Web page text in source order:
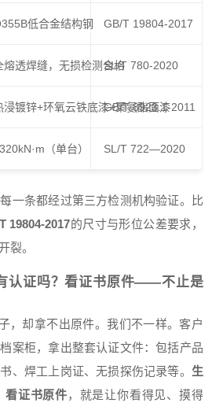
低合金结构钢 GB/T 19804-2017
熔透焊缝，无损检测合格SL/T 780-2020
浸镀锌+环氧云铁底漆+聚氨酯面漆
GB/T 8923.1-2011
（单台） SL/T 722—2020
一条都经过第三方检测机构验证。比
19804-2017的尺寸与形位公差要求，
裂。
认证吗？看证书原件——不止是
，却拿不出原件。我们不一样。客户
案柜，拿出整套认证文件：包括产品
、焊工上岗证、无损探伤记录等。 生
看证书原件，就是让你看得见、摸得